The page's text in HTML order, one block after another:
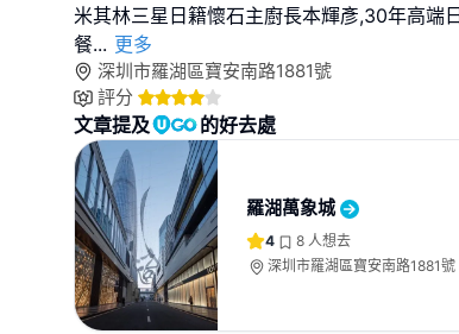
米其林三星日籍懷石主廚長本輝彥,30年高端
餐... 更多
深圳市羅湖區寶安南路1881號
評分
文章提及 的好去處
羅湖萬象城
4 8 人想去
深圳市羅湖區寶安南路1881號